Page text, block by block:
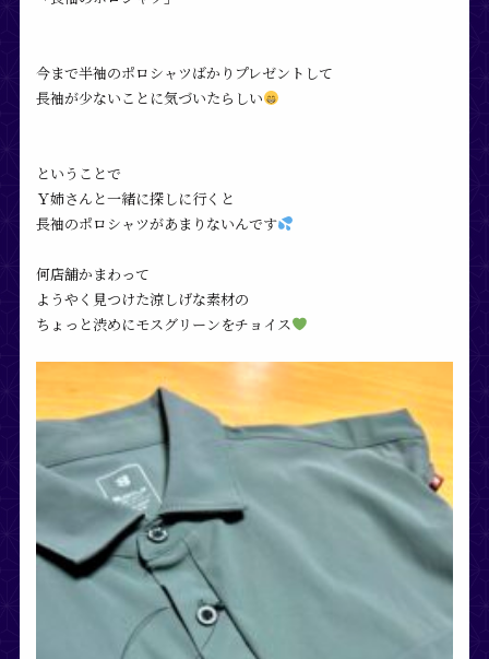
今まで半袖のポロシャツばかりプレゼントして
長袖が少ないことに気づいたらしい
ということで
Ｙ姉さんと一緒に探しに行くと
長袖のポロシャツがあまりないんです
何店舗かまわって
ようやく見つけた涼しげな素材の
ちょっと渋めにモスグリーンをチョイス